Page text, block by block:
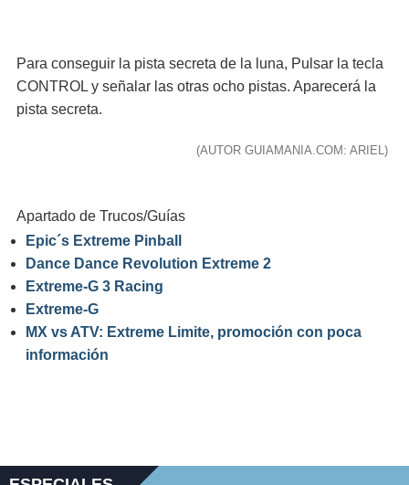
Para conseguir la pista secreta de la luna, Pulsar la tecla
CONTROL y señalar las otras ocho pistas. Aparecerá la
pista secreta.
(AUTOR GUIAMANIA.COM: ARIEL)
Apartado de Trucos/Guías
Epic´s Extreme Pinball
Dance Dance Revolution Extreme 2
Extreme-G 3 Racing
Extreme-G
MX vs ATV: Extreme Limite, promoción con poca
información